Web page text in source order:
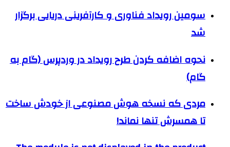
سومین رویداد فناوری و کارآفرینی دریایی برگزار
شد
نحوه اضافه کردن طرح رویداد در وردپرس (گام به
گام)
مردی که نسخه هوش مصنوعی از خودش ساخت
تا همسرش تنها نماند!